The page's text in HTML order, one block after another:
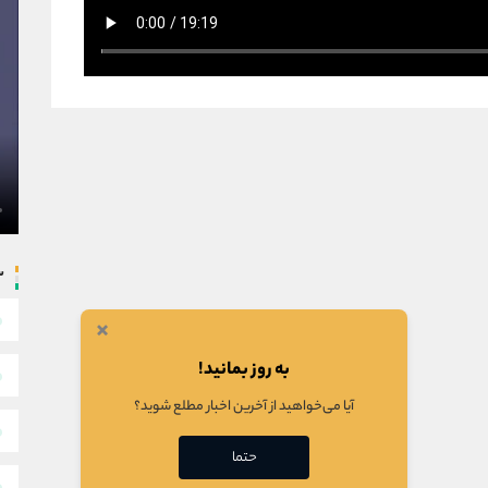
×
به روز بمانید!
آیا می‌خواهید از آخرین اخبار مطلع شوید؟
حتما